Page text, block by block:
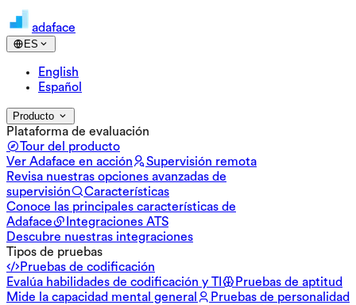
adaface
ES
English
Español
Producto
Plataforma de evaluación
Tour del producto
Ver Adaface en acción
Supervisión remota
Revisa nuestras opciones avanzadas de
supervisión
Características
Conoce las principales características de
Adaface
Integraciones ATS
Descubre nuestras integraciones
Tipos de pruebas
Pruebas de codificación
Evalúa habilidades de codificación y TI
Pruebas de aptitud
Mide la capacidad mental general
Pruebas de personalidad